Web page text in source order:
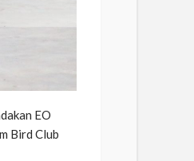
EO
Bird Club